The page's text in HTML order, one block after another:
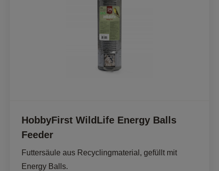
HobbyFirst WildLife Energy Balls
Feeder
Futtersäule aus Recyclingmaterial, gefüllt mit
Energy Balls.